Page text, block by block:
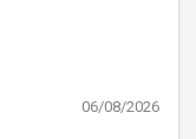
06/08/2026